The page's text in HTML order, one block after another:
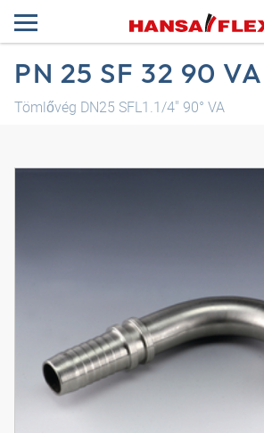
PN 25 SF 32 90 VA
Tömlővég DN25 SFL1.1/4" 90° VA
3D modell